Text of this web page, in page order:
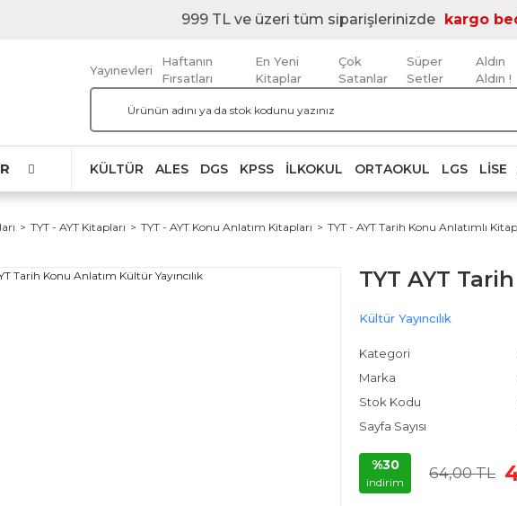
999 TL ve üzeri tüm siparişlerinizde kargo
Yayınevleri
Haftanın
Fırsatları
En Yeni
Kitaplar
Çok
Satanlar
Süper
Setler
Aldın
Aldın !
KÜLTÜR ALES DGS KPSS İLKOKUL ORTAOKUL LGS LISE
TYT - AYT Kitapları TYT - AYT Konu Anlatım Kitapları TYT - AYT Tarih Konu Anlatımlı
TYT AYT
Kültür Yayıncılık
Kategori
Marka
Stok Kodu
Sayfa Sayısı
%30
indirim
64,00 TL